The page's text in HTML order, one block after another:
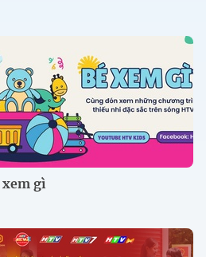
xem gì